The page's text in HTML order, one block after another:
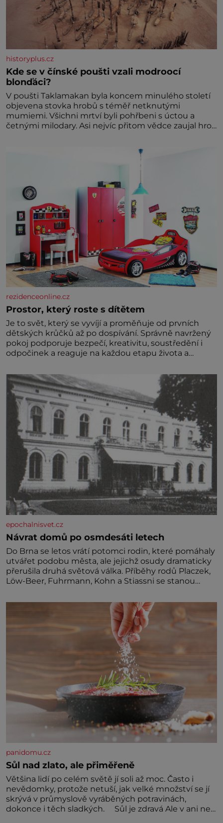
historyplus.cz
Kde se v čínské poušti vzali modroocí
blonďáci?
V poušti Taklamakan byla koncem minulého století
objevena stovka hrobů s téměř netknutými
mumiemi. Všichni mrtví byli pohřbeni s úctou a
četnými milodary. Asi nejvíc přitom vědce zaujal hrob
dávných lidí nesmírně dobře zachovalá, přičítají
odborníci zdejším klimatickým podmínkám. Sucho,
rezidenceonline.cz
Prostor, který roste s dítětem
Je to svět, který se vyvíjí a proměňuje od prvních
dětských krůčků až po dospívání. Správně navržený
pokoj podporuje bezpečí, kreativitu, soustředění i
odpočinek a reaguje na každou etapu života a
jednoduchost, měkkost a bezpečí, proto by pokoj
miminka měl působit především klidně a útulně.
Předškolní věk je
epochalnisvet.cz
Návrat domů po osmdesáti letech
Do Brna se letos vrátí potomci rodin, které pomáhaly
utvářet podobu města, ale jejichž osudy dramaticky
přerušila druhá světová válka. Příběhy rodů Placzek,
Löw-Beer, Fuhrmann, Kohn a Stiassni se stanou
židovské kultury ŠTETL FEST 2026. Některé návraty
nejsou jednoduché. Místa, která si člověk pamatuje z
rodinných vyprávění, už dávno
panidomu.cz
Sůl nad zlato, ale přiměřeně
Většina lidí po celém světě jí soli až moc. Často i
nevědomky, protože netuší, jak velké množství se jí
skrývá v průmyslově vyráběných potravinách,
dokonce i těch sladkých. Sůl je zdravá Ale v ani ne